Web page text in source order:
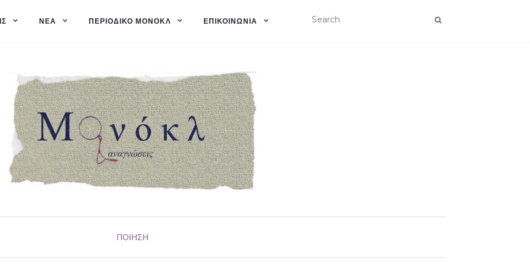
ΝΈΑ ΠΕΡΙΟΔΙΚΌ ΜΟΝΌΚΛ ΕΠΙΚΟΙΝΩΝΊΑ
ΠΟΊΗΣΗ